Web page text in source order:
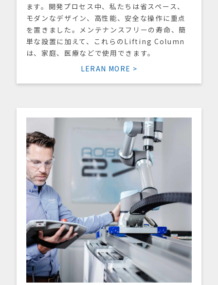
ます。開発プロセス中、私たちは省スペース、
モダンなデザイン、高性能、安全な操作に重点
を置きました。メンテナンスフリーの寿命、簡
単な設置に加えて、これらのLifting Column
は、家庭、医療などで使用できます。
LERAN MORE >